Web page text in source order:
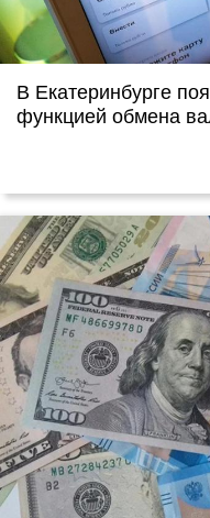
В Екатеринбурге
функцией обмена